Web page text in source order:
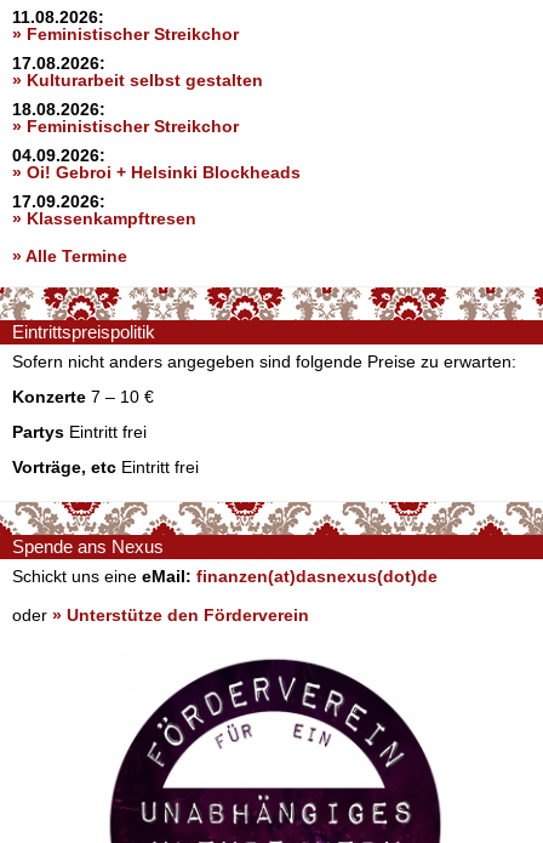
11.08.2026:
» Feministischer Streikchor
17.08.2026:
» Kulturarbeit selbst gestalten
18.08.2026:
» Feministischer Streikchor
04.09.2026:
» Oi! Gebroi + Helsinki Blockheads
17.09.2026:
» Klassenkampftresen
» Alle Termine
Eintrittspreispolitik
Sofern nicht anders angegeben sind folgende Preise zu erwarten:
Konzerte 7 – 10 €
Partys Eintritt frei
Vorträge, etc Eintritt frei
Spende ans Nexus
Schickt uns eine eMail: finanzen(at)dasnexus(dot)de
oder » Unterstütze den Förderverein